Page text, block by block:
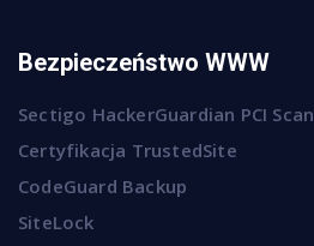
Bezpieczeństwo WWW
Sectigo HackerGuardian PCI Scan
Certyfikacja TrustedSite
CodeGuard Backup
SiteLock